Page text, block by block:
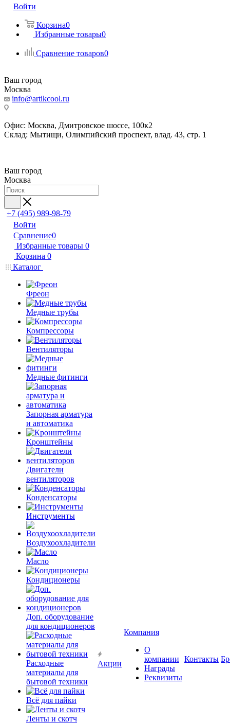
Войти
Корзина0
Избранные товары0
Сравнение товаров0
Ваш город
Москва
info@artikcool.ru
Офис: Москва, Дмитровское шоссе, 100к2
Склад: Мытищи, Олимпийский проспект, влад. 43, стр. 1
Ваш город
Москва
+7 (495) 989-98-79
Войти
Сравнение0
Избранные товары 0
Корзина 0
Каталог
Фреон
Медные трубы
Компрессоры
Вентиляторы
Медные фитинги
Запорная арматура
и автоматика
Кронштейны
Двигатели
вентиляторов
Конденсаторы
Инструменты
Воздухоохладители
Масло
Кондиционеры
Доп. оборудование
для кондиционеров
Расходные
материалы для
бытовой техники
Всё для пайки
Ленты и скотч
Акции
Компания
О
компании
Награды
Реквизиты
Контакты